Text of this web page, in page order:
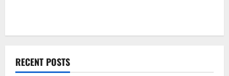
RECENT POSTS